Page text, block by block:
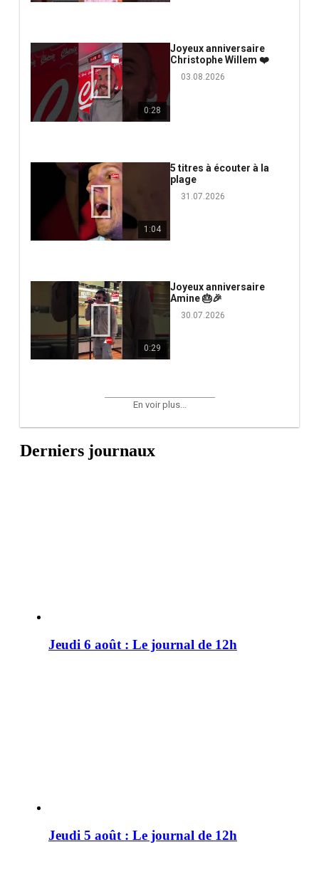
0:28
Joyeux anniversaire
Christophe Willem ❤️
03.08.2026
1:04
5 titres à écouter à la
plage
31.07.2026
0:29
Joyeux anniversaire
Amine 🎂🎉
30.07.2026
En voir plus...
Derniers journaux
Jeudi 6 août : Le journal de 12h
Jeudi 5 août : Le journal de 12h